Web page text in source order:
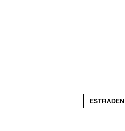
ESTRADEN